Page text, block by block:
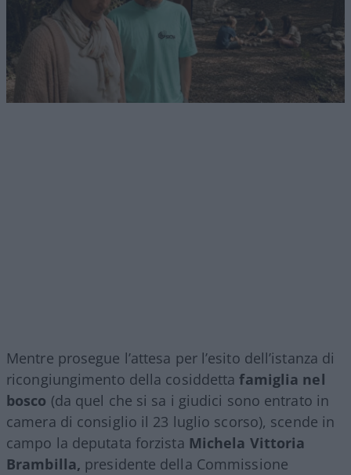
Mentre prosegue l’attesa per l’esito dell’istanza di
ricongiungimento della cosiddettafamiglia nel
bosco (da quel che si sa i giudici sono entrato in
camera di consiglio il 23 luglio scorso), scende in
campo la deputata forzista Michela Vittoria
Brambilla, presidente della Commissione